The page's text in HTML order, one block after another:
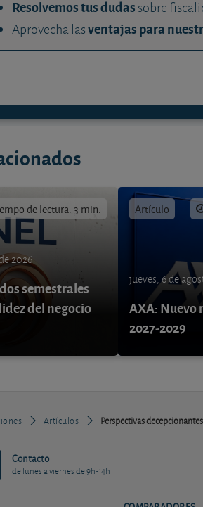
Resolvemos tus dudas sobre
Aprovecha lasventajas para
de lectura: 3 min.
2026
semestrales
del negocio
Artículo
jueves, 6 de
AXA: Nuevo
2027-2029
Artículos Perspectivas
Contacto
de lunes a viernes de 9h-14h